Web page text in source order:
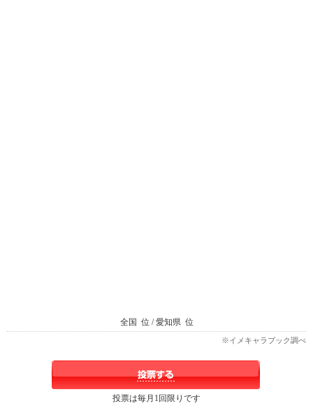
全国 位 / 愛知県 位
※イメキャラブック調べ
投票は毎月1回限りです